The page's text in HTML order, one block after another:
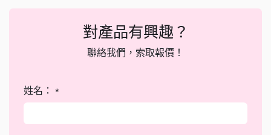
對產品有興趣？
聯絡我們，索取報價！
姓名： *